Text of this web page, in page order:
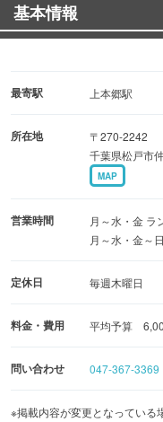
松戸でお寿司を食べ
基本情報
最寄駅 上本郷駅
所在地
〒270-2242
千葉県松戸市
MAP
営業時間
月～水・金 ラ
月～水・金～
定休日 毎週木曜日
料金・費用 平均予算
問い合わせ 047-367-3369
※掲載内容が変更となっている